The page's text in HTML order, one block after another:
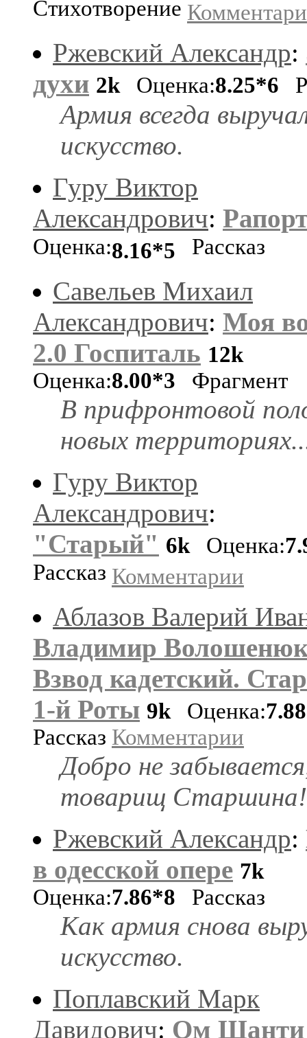
Стихотворение
Ржевский Александр:
духи 2k Оценка:8.25*6
Армия всегда
искусство.
Гуру Виктор
Александрович:
Оценка:8.16*5
Рассказ
Савельев Михаил
Александрович: Моя
2.0 Госпиталь 12k
Оценка:8.00*3 Фрагмент
В прифронтовой
новых
Гуру Виктор
Александрович:
"Старый" 6k Оценка:
Рассказ Комментарии
Аблазов Валерий
Владимир
Взвод кадетский.
1-й Роты 9k Оценка:
Рассказ Комментарии
Добро не
товарищ Старшина!
Ржевский Александр:
в одесской опере 7k
Оценка:7.86*8 Рассказ
Как армия снова
искусство.
Поплавский Марк
Давидович: Ом Шанти